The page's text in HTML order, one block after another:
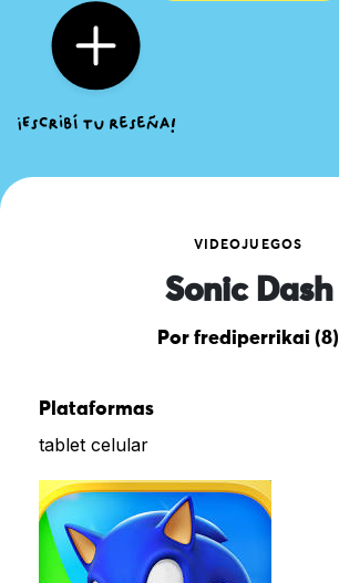
VIDEOJUEGOS
Sonic Dash
Por frediperrikai (8)
Plataformas
tablet celular